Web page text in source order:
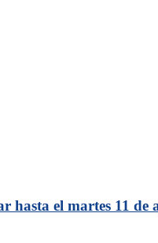
el martes 11 de